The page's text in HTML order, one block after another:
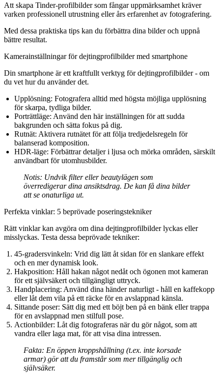
Att skapa Tinder-profilbilder som fångar uppmärksamhet kräver
varken professionell utrustning eller års erfarenhet av fotografering.
Med dessa praktiska tips kan du förbättra dina bilder och uppnå
bättre resultat.
Kamerainställningar för dejtingprofilbilder med smartphone
Din smartphone är ett kraftfullt verktyg för dejtingprofilbilder - om
du vet hur du använder det.
Upplösning: Fotografera alltid med högsta möjliga upplösning
för skarpa, tydliga bilder.
Porträttläge: Använd den här inställningen för att sudda
bakgrunden och sätta fokus på dig.
Rutnät: Aktivera rutnätet för att följa tredjedelsregeln för
balanserad komposition.
HDR-läge: Förbättrar detaljer i ljusa och mörka områden, särskilt
användbart för utomhusbilder.
Notis: Undvik filter eller beautylägen som
överredigerar dina ansiktsdrag. De kan få dina bilder
att se onaturliga ut.
Perfekta vinklar: 5 beprövade poseringstekniker
Rätt vinklar kan avgöra om dina dejtingprofilbilder lyckas eller
misslyckas. Testa dessa beprövade tekniker:
45-gradersvinkeln: Vrid dig lätt åt sidan för en slankare effekt
och en mer dynamisk look.
Hakposition: Håll hakan något nedåt och ögonen mot kameran
för ett självsäkert och tillgängligt uttryck.
Handplacering: Använd dina händer naturligt - håll en kaffekopp
eller låt dem vila på ett räcke för en avslappnad känsla.
Sittande poser: Sätt dig med ett böjt ben på en bänk eller trappa
för en avslappnad men stilfull pose.
Actionbilder: Låt dig fotograferas när du gör något, som att
vandra eller laga mat, för att visa dina intressen.
Fakta: En öppen kroppshållning (t.ex. inte korsade
armar) gör att du framstår som mer tillgänglig och
självsäker.